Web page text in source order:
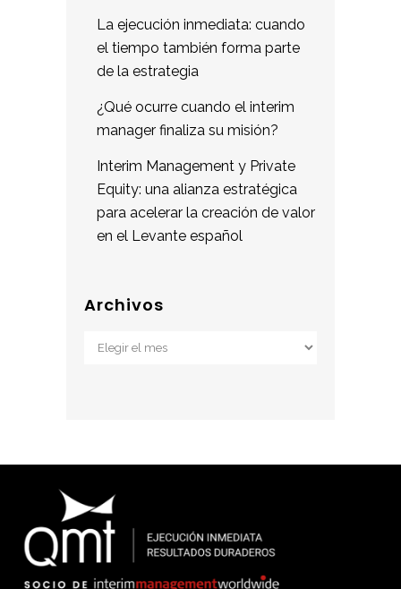
La ejecución inmediata: cuando
el tiempo también forma parte
de la estrategia
¿Qué ocurre cuando el interim
manager finaliza su misión?
Interim Management y Private
Equity: una alianza estratégica
para acelerar la creación de valor
en el Levante español
Archivos
Archivos